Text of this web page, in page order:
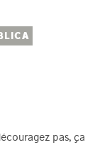
pas, ça